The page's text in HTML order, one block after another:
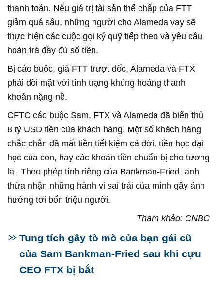
thanh toán. Nếu giá trị tài sản thế chấp của FTT
giảm quá sâu, những người cho Alameda vay sẽ
thực hiện các cuộc gọi ký quỹ tiếp theo và yêu cầu
hoàn trả đầy đủ số tiền.
Bị cáo buộc, giá FTT trượt dốc, Alameda và FTX
phải đối mặt với tình trạng khủng hoảng thanh
khoản nặng nề.
CFTC cáo buộc Sam, FTX và Alameda đã biển thủ
8 tỷ USD tiền của khách hàng. Một số khách hàng
chắc chắn đã mất tiền tiết kiệm cả đời, tiền học đại
học của con, hay các khoản tiền chuẩn bị cho tương
lai. Theo phép tính riêng của Bankman-Fried, anh
thừa nhận những hành vi sai trái của mình gây ảnh
hưởng tới bốn triệu người.
Tham khảo: CNBC
Tung tích gây tò mò của bạn gái cũ
của Sam Bankman-Fried sau khi cựu
CEO FTX bị bắt